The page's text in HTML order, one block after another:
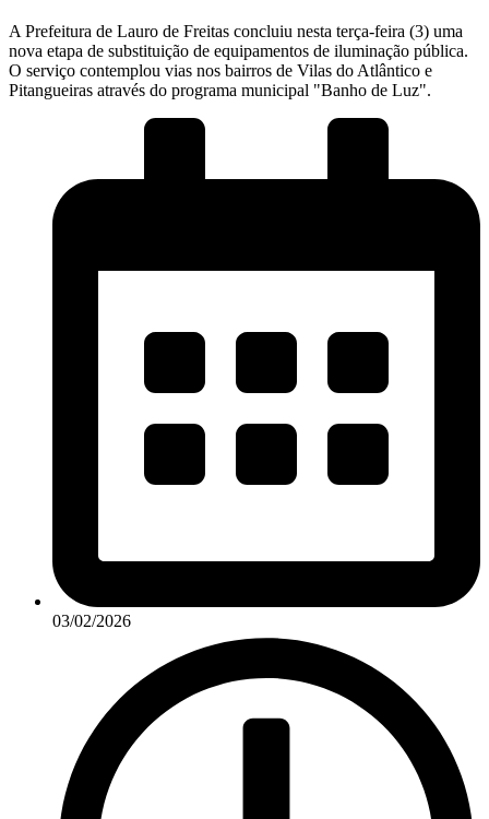
A Prefeitura de Lauro de Freitas concluiu nesta terça-feira (3) uma
nova etapa de substituição de equipamentos de iluminação pública.
O serviço contemplou vias nos bairros de Vilas do Atlântico e
Pitangueiras através do programa municipal "Banho de Luz".
03/02/2026